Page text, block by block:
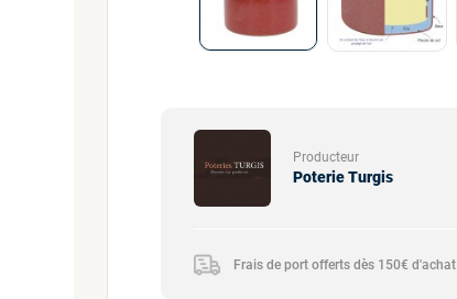
Producteur
Poterie Turgis
Frais de port offerts dès 150€ d'achat